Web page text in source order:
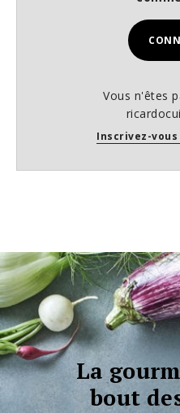
Vous n'êtes
Inscrivez-
La
bout